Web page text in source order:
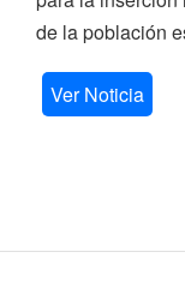
de la población
Ver Noticia